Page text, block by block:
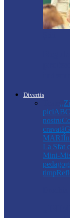
Divertis
pici
nostru
cravată
MARI
La Sfat
Mini-
timp